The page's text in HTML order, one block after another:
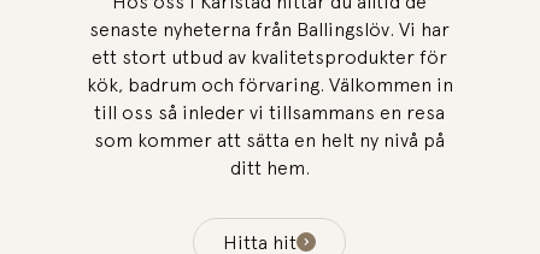
senaste nyheterna från Ballingslöv. Vi har
ett stort utbud av kvalitetsprodukter för
kök, badrum och förvaring. Välkommen in
till oss så inleder vi tillsammans en resa
som kommer att sätta en helt ny nivå på
ditt hem.
Hitta hit